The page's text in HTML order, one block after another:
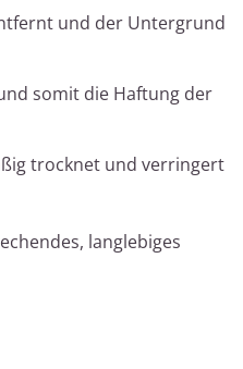
und der Untergrund
somit die Haftung der
trocknet und verringert
langlebiges